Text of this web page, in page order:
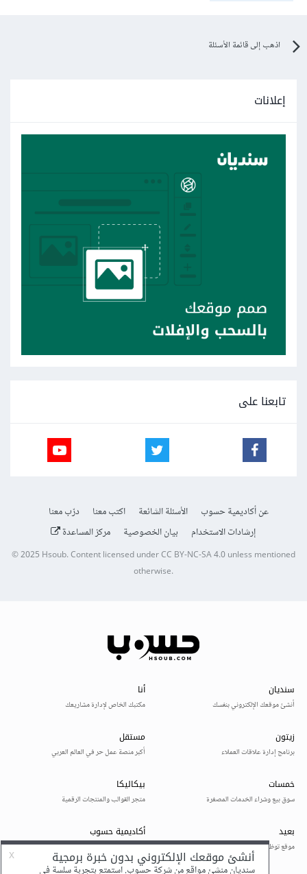
اذهب إلى قائمة الأسئلة
إعلانات
تابعنا على
عن أكاديمية حسوب الأسئلة الشائعة اكتب معنا
درّب معنا
إرشادات الاستخدام
بيان الخصوصية مركز المساعدة
© 2025Hsoub.Content licensed underCC BY-NC-SA 4.0unless mentioned
otherwise.